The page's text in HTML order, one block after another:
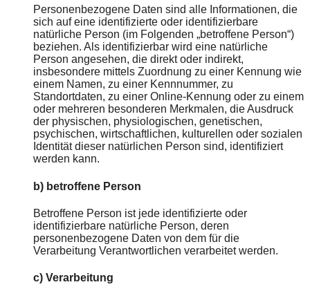
Personenbezogene Daten sind alle Informationen, die
sich auf eine identifizierte oder identifizierbare
natürliche Person (im Folgenden „betroffene Person“)
beziehen. Als identifizierbar wird eine natürliche
Person angesehen, die direkt oder indirekt,
insbesondere mittels Zuordnung zu einer Kennung wie
einem Namen, zu einer Kennnummer, zu
Standortdaten, zu einer Online-Kennung oder zu einem
oder mehreren besonderen Merkmalen, die Ausdruck
der physischen, physiologischen, genetischen,
psychischen, wirtschaftlichen, kulturellen oder sozialen
Identität dieser natürlichen Person sind, identifiziert
werden kann.
b) betroffene Person
Betroffene Person ist jede identifizierte oder
identifizierbare natürliche Person, deren
personenbezogene Daten von dem für die
Verarbeitung Verantwortlichen verarbeitet werden.
c) Verarbeitung